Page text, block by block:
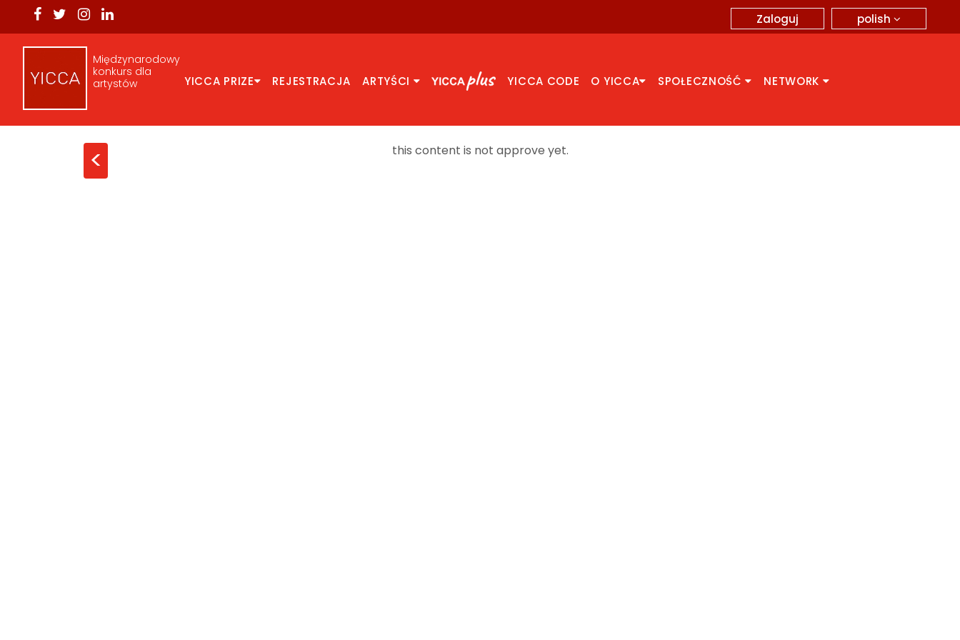
polish
Zaloguj
Międzynarodowy
konkurs dla
artystów
YICCA PRIZE REJESTRACJA ARTYŚCI YICCA CODE O YICCA SPOŁECZNOŚĆ NETWORK
< this content is not approve yet.